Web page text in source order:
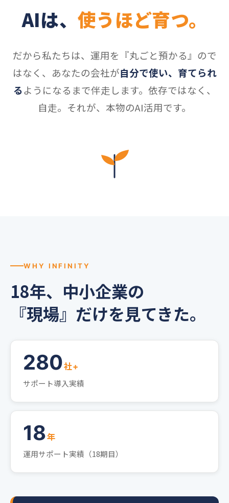
AIは、 使うほど育つ。
だから私たちは、運用を『丸ごと預かる』ので
はなく、あなたの会社が自分で使い、育てられ
るようになるまで伴走します。依存ではなく、
自走。それが、本物のAI活用です。
WHY INFINITY
18年、中小企業の
『現場』だけを見てきた。
280社+
サポート導入実績
18年
運用サポート実績（18期目）